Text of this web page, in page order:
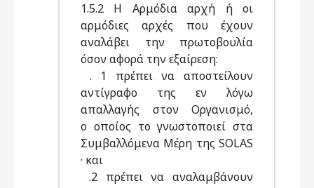
1.5.2 Η Αρμόδια αρχή ή οι
αρμόδιες αρχές που έχουν
αναλάβει την πρωτοβουλία
όσον αφορά την εξαίρεση:
. 1 πρέπει να αποστείλουν
αντίγραφο της εν λόγω
απαλλαγής στον Οργανισμό,
ο οποίος το γνωστοποιεί στα
Συμβαλλόμενα Μέρη της SOLAS
· και
.2 πρέπει να αναλαμβάνουν